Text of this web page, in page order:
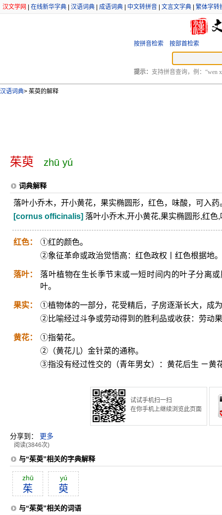
汉文学网 在线新华字典 汉语词典 成语词典 中文转拼音 文言文字典 繁体字转
按拼音检索 按部首检索
提示： 支持拼音查询，例：“wen
汉语词典> 茱萸的解释
茱萸 zhū yú
词典解释
落叶小乔木，开小黄花，果实椭圆形，红色，味酸，可入药
[cornus officinalis] 落叶小乔木,开小黄花,果实椭圆形,红色
红色：
①红的颜色。
②象征革命或政治觉悟高：红色政权丨红色根据地。
落叶：
落叶植物在生长季节末或一短时间内的叶子分离
叶。
果实：
①植物体的一部分，花受精后，子房逐渐长大，成
②比喻经过斗争或劳动得到的胜利品或收获：劳动
黄花：
①指菊花。
②（黄花儿）金针菜的通称。
③指没有经过性交的（青年男女）：黄花后生 ㄧ黄
试试手机扫一扫
在你手机上继续浏览此页面
分享到： 更多
阅读(3846次)
与“茱萸”相关的字典解释
zhū
茱
yú
萸
与“茱萸”相关的词语